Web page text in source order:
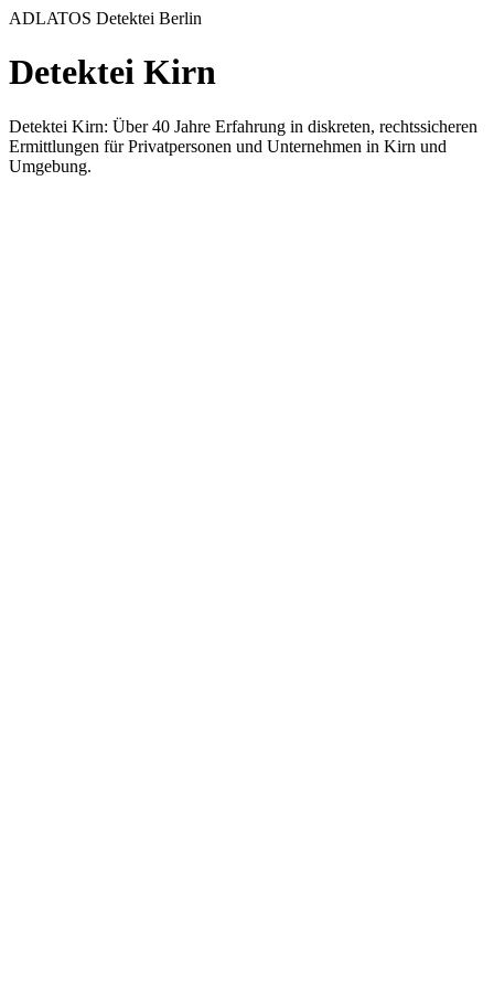
ADLATOS Detektei Berlin
Detektei Kirn
Detektei Kirn: Über 40 Jahre Erfahrung in diskreten, rechtssicheren
Ermittlungen für Privatpersonen und Unternehmen in Kirn und
Umgebung.